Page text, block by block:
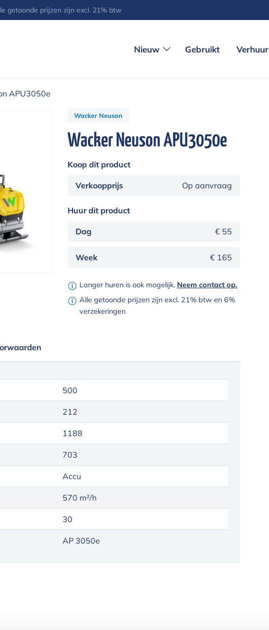
getoonde prijzen zijn excl. 21% btw
Nieuw Gebruikt Verhuur
APU3050e
Wacker Neuson
Wacker Neuson APU3050e
Koop dit product
Verkoopprijs Op aanvraag
Huur dit product
Dag € 55
Week € 165
Langer huren is ook mogelijk. Neem contact op.
Alle getoonde prijzen zijn excl. 21% btw en 6%
verzekeringen
500
212
1188
703
Accu
570 m²/h
30
AP 3050e